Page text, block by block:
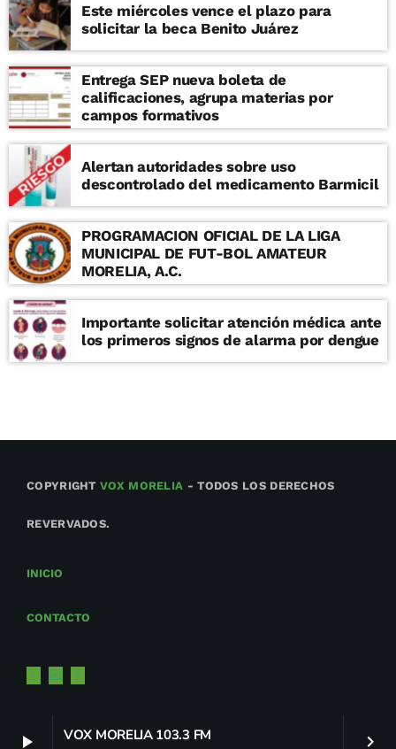
play_arrow VOX MORELIA 103.3 FM keyboard_arrow_right
Este miércoles vence el plazo para
solicitar la beca Benito Juárez
Entrega SEP nueva boleta de
calificaciones, agrupa materias por
campos formativos
Alertan autoridades sobre uso
descontrolado del medicamento Barmicil
PROGRAMACION OFICIAL DE LA LIGA
MUNICIPAL DE FUT-BOL AMATEUR
MORELIA, A.C.
Importante solicitar atención médica ante
los primeros signos de alarma por dengue
COPYRIGHTVOX MORELIA - TODOS LOS DERECHOS
REVERVADOS.
INICIO
CONTACTO